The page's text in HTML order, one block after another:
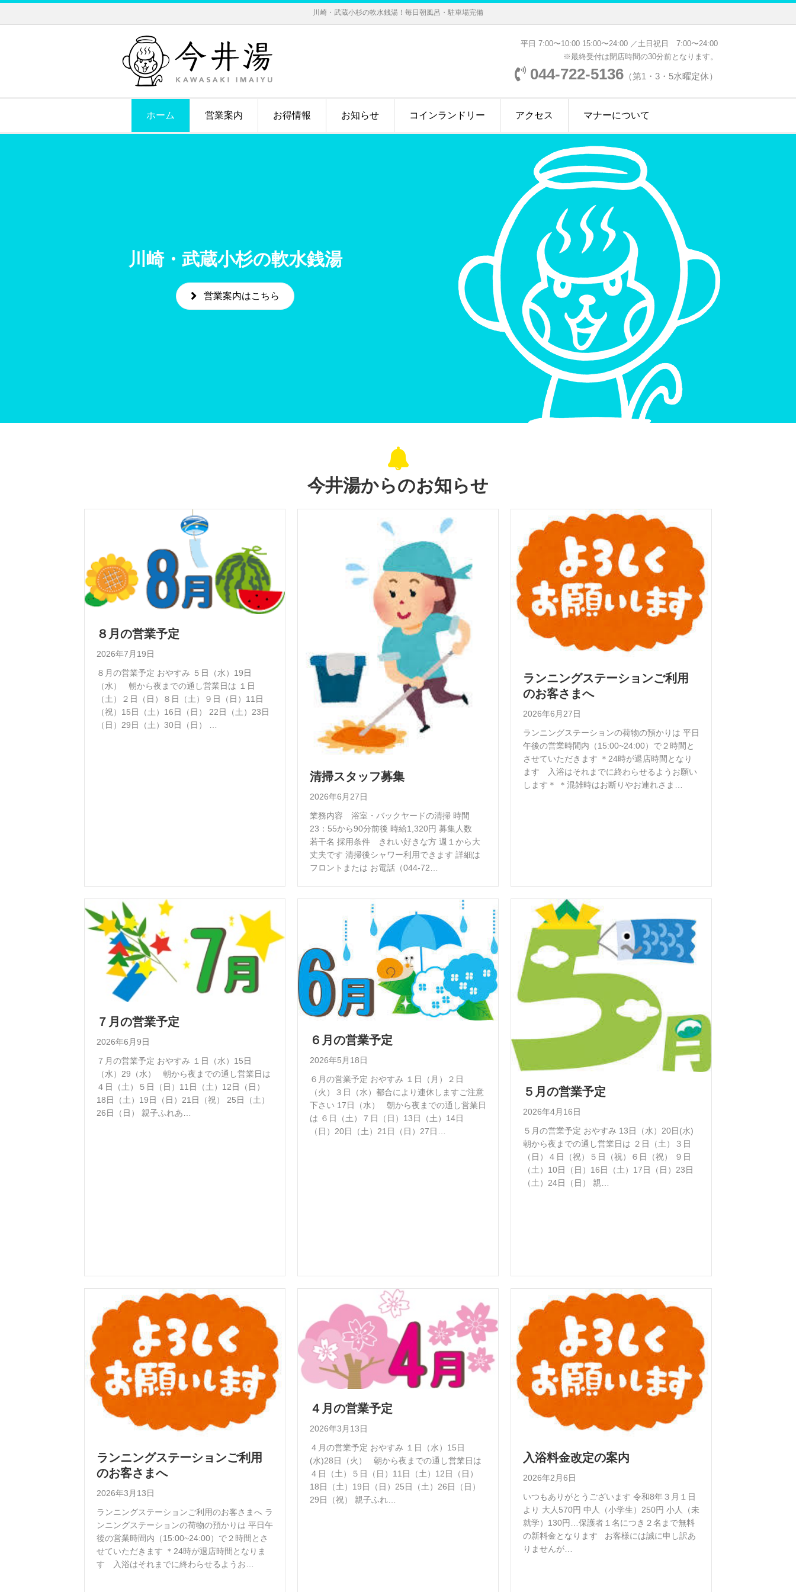
川崎・武蔵小杉の軟水銭湯！毎日朝風呂・駐車場完備
平日 7:00〜10:00 15:00〜24:00 ／土日祝日 7:00〜24:00
※最終受付は閉店時間の30分前となります。
044-722-5136 （第1・3・5水曜定休）
ホーム 営業案内 お得情報 お知らせ コインランドリー アクセス マナーについて
川崎・武蔵小杉の軟水銭湯
営業案内はこちら
今井湯からのお知らせ
８月の営業予定
2026年7月19日
８月の営業予定 おやすみ ５日（水）19日
（水） 朝から夜までの通し営業日は １日
（土）２日（日）８日（土）９日（日）11日
（祝）15日（土）16日（日） 22日（土）23日
（日）29日（土）30日（日） …
清掃スタッフ募集
2026年6月27日
業務内容 浴室・バックヤードの清掃 時間
23：55から90分前後 時給1,320円 募集人数
若干名 採用条件 きれい好きな方 週１から大
丈夫です 清掃後シャワー利用できます 詳細は
フロントまたは お電話（044‐72…
ランニングステーションご利用
のお客さまへ
2026年6月27日
ランニングステーションの荷物の預かりは 平日
午後の営業時間内（15:00~24:00）で２時間と
させていただきます ＊24時が退店時間となり
ます 入浴はそれまでに終わらせるようお願い
します＊ ＊混雑時はお断りやお連れさま…
７月の営業予定
2026年6月9日
７月の営業予定 おやすみ １日（水）15日
（水）29（水） 朝から夜までの通し営業日は
４日（土）５日（日）11日（土）12日（日）
18日（土）19日（日）21日（祝） 25日（土）
26日（日） 親子ふれあ…
６月の営業予定
2026年5月18日
６月の営業予定 おやすみ １日（月）２日
（火）３日（水）都合により連休しますご注意
下さい 17日（水） 朝から夜までの通し営業日
は ６日（土）７日（日）13日（土）14日
（日）20日（土）21日（日）27日…
５月の営業予定
2026年4月16日
５月の営業予定 おやすみ 13日（水）20日(水)
朝から夜までの通し営業日は ２日（土）３日
（日）４日（祝）５日（祝）６日（祝） ９日
（土）10日（日）16日（土）17日（日）23日
（土）24日（日） 親…
ランニングステーションご利用
のお客さまへ
2026年3月13日
ランニングステーションご利用のお客さまへ ラ
ンニングステーションの荷物の預かりは 平日午
後の営業時間内（15:00~24:00）で２時間とさ
せていただきます ＊24時が退店時間となりま
す 入浴はそれまでに終わらせるようお…
４月の営業予定
2026年3月13日
４月の営業予定 おやすみ １日（水）15日
(水)28日（火） 朝から夜までの通し営業日は
４日（土）５日（日）11日（土）12日（日）
18日（土）19日（日）25日（土）26日（日）
29日（祝） 親子ふれ…
入浴料金改定の案内
2026年2月6日
いつもありがとうございます 令和8年３月１日
より 大人570円 中人（小学生）250円 小人（未
就学）130円…保護者１名につき２名まで無料
の新料金となります お客様には誠に申し訳あ
りませんが…